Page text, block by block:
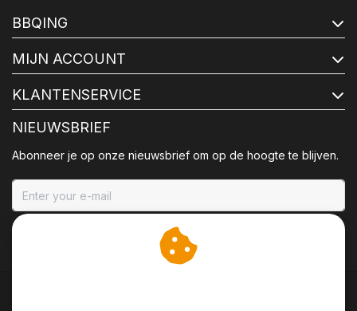
BBQING
MIJN ACCOUNT
KLANTENSERVICE
NIEUWSBRIEF
Abonneer je op onze nieuwsbrief om op de hoogte te blijven.